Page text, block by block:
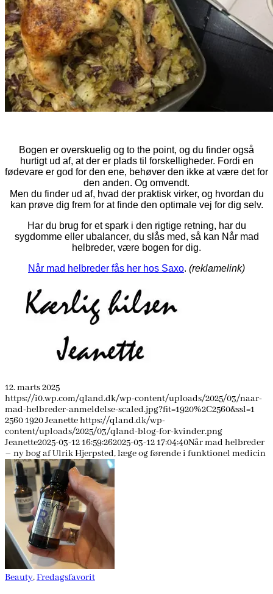
Bogen er overskuelig og to the point, og du finder også
hurtigt ud af, at der er plads til forskelligheder. Fordi en
fødevare er god for den ene, behøver den ikke at være det for
den anden. Og omvendt.
Men du finder ud af, hvad der praktisk virker, og hvordan du
kan prøve dig frem for at finde den optimale vej for dig selv.
Har du brug for et spark i den rigtige retning, har du
sygdomme eller ubalancer, du slås med, så kan Når mad
helbreder, være bogen for dig.
Når mad helbreder fås her hos Saxo. (reklamelink)
12. marts 2025
https://i0.wp.com/qland.dk/wp-content/uploads/2025/03/naar-
mad-helbreder-anmeldelse-scaled.jpg?fit=1920%2C2560&ssl=1
25601920Jeanettehttps://qland.dk/wp-
content/uploads/2025/03/qland-blog-for-kvinder.png
Jeanette2025-03-12 16:59:262025-03-12 17:04:40Når mad helbreder
– ny bog af Ulrik Hjerpsted, læge og førende i funktionel medicin
Beauty,Fredagsfavorit